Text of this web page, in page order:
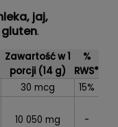
jaj,
.
Zawartość w 1
porcji (14 g)
%
RWS*
30 mcg
15%
10 050 mg
-